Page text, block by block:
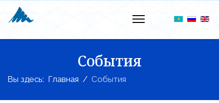
События
Вы здесь: Главная События